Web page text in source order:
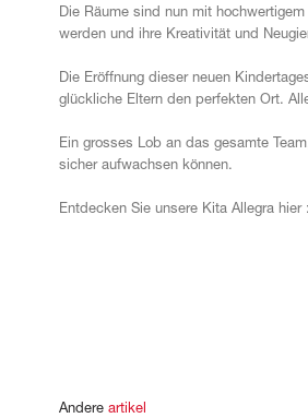
Die Räume sind nun mit
werden und ihre Kreativität und
Die Eröffnung dieser neuen
glückliche Eltern den perfekten Ort.
Ein grosses Lob an das gesamte
sicher aufwachsen können.
Entdecken Sie unsere Kita Allegra hier :
Andere artikel